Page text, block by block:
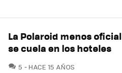
La Polaroid menos oficial
se cuela en los hoteles
5 COMENTARIOS
HACE 15 AÑOS